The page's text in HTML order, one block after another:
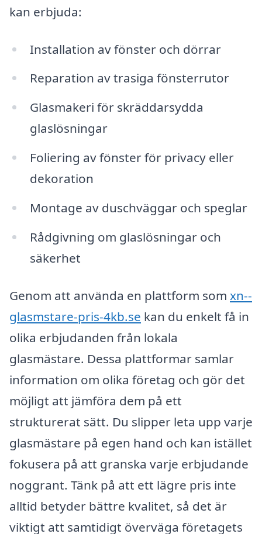
kan erbjuda:
Installation av fönster och dörrar
Reparation av trasiga fönsterrutor
Glasmakeri för skräddarsydda
glaslösningar
Foliering av fönster för privacy eller
dekoration
Montage av duschväggar och speglar
Rådgivning om glaslösningar och
säkerhet
Genom att använda en plattform som xn--
glasmstare-pris-4kb.se kan du enkelt få in
olika erbjudanden från lokala
glasmästare. Dessa plattformar samlar
information om olika företag och gör det
möjligt att jämföra dem på ett
strukturerat sätt. Du slipper leta upp varje
glasmästare på egen hand och kan istället
fokusera på att granska varje erbjudande
noggrant. Tänk på att ett lägre pris inte
alltid betyder bättre kvalitet, så det är
viktigt att samtidigt överväga företagets